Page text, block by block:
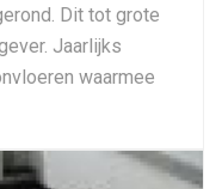
Dit tot grote
Jaarlijks
waarmee